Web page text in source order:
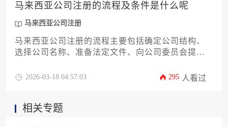
马来西亚公司注册的流程及条件是什么呢
马来西亚公司注册
马来西亚公司注册的流程主要包括确定公司结构、
选择公司名称、准备法定文件、向公司委员会提交
步骤；其基本条件则涉及至少一名股东和董事、符
2026-03-18 04:57:03 295 人看过
相关专题